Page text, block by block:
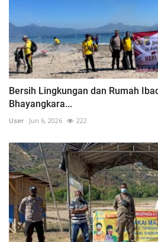
Bersih Lingkungan dan Rumah
Bhayangkara...
User Jun 6, 2026 222